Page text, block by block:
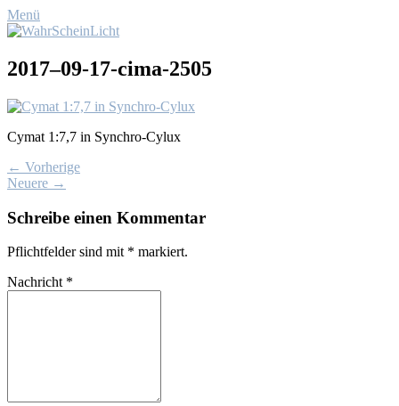
Menü
2017–09-17-cima-2505
Cy­mat 1:7,7 in Syn­ch­ro-Cylux
← Vorherige
Neuere →
Schreibe einen Kommentar
Pflichtfelder sind mit * markiert.
Nachricht *